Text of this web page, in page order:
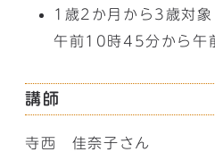
1歳2か月から3歳対象
午前10時45分から午
講師
寺西 佳奈子さん